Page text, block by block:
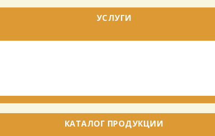
УСЛУГИ
КАТАЛОГ ПРОДУКЦИИ